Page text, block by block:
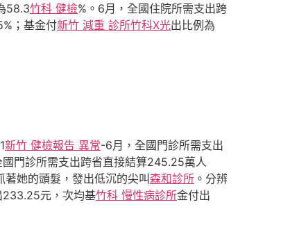
58.3竹科 健檢%。6月，全國住院所需支出跨
；基金付新竹 減重 診所竹科X光出比例為
新竹 健檢報告 異常-6月，全國門診所需支出
門診所需支出跨省直接結算245.25萬人
她的頭髮，發出低沉的尖叫森和診所 。分辨
233.25元，次均基竹科 慢性病診所金付出